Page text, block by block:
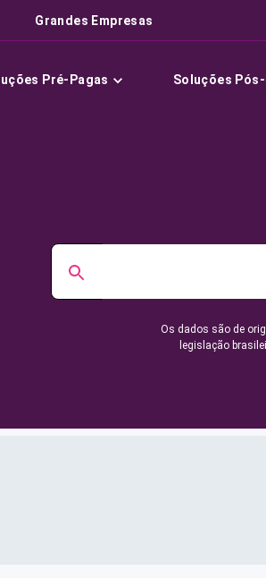
Grandes Empresas
Pré-Pagas Soluções
Os dados são de
legislação